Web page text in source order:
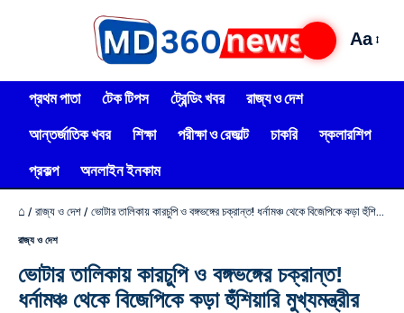
Aa
প্রথম পাতা টেক টিপস ট্রেন্ডিং খবর
রাজ্য ও দেশ
আন্তর্জাতিক খবর
শিক্ষা পরীক্ষা ও রেজাল্ট চাকরি
স্কলারশিপ
প্রকল্প
অনলাইন ইনকাম
⌂ / রাজ্য ও দেশ / ভোটার তালিকায় কারচুপি ও বঙ্গভঙ্গের চক্রান্ত! ধর্নামঞ্চ থেকে বিজেপিকে কড়া হুঁশিয়ারি মুখ্যমন্ত্রীর
রাজ্য ও দেশ
ভোটার তালিকায় কারচুপি ও বঙ্গভঙ্গের চক্রান্ত!
ধর্নামঞ্চ থেকে বিজেপিকে কড়া হুঁশিয়ারি মুখ্যমন্ত্রীর